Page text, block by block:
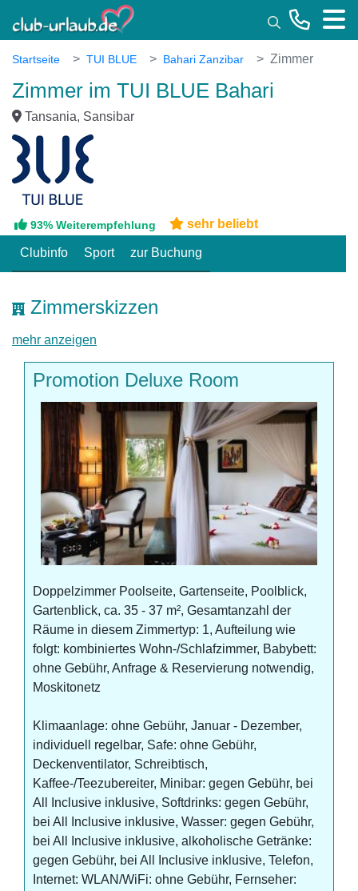
Startseite TUI BLUE Bahari Zanzibar Zimmer
Zimmer im TUI BLUE Bahari
Tansania, Sansibar
93% Weiterempfehlung sehr beliebt
Clubinfo Sport zur Buchung
Zimmerskizzen
mehr anzeigen
Promotion Deluxe Room
Doppelzimmer Poolseite, Gartenseite, Poolblick,
Gartenblick, ca. 35 - 37 m², Gesamtanzahl der
Räume in diesem Zimmertyp: 1, Aufteilung wie
folgt: kombiniertes Wohn-/Schlafzimmer, Babybett:
ohne Gebühr, Anfrage & Reservierung notwendig,
Moskitonetz
Klimaanlage: ohne Gebühr, Januar - Dezember,
individuell regelbar, Safe: ohne Gebühr,
Deckenventilator, Schreibtisch,
Kaffee-/Teezubereiter, Minibar: gegen Gebühr, bei
All Inclusive inklusive, Softdrinks: gegen Gebühr,
bei All Inclusive inklusive, Wasser: gegen Gebühr,
bei All Inclusive inklusive, alkoholische Getränke:
gegen Gebühr, bei All Inclusive inklusive, Telefon,
Internet: WLAN/WiFi: ohne Gebühr, Fernseher: